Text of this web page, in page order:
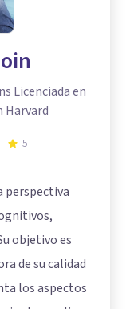
Licenciada en
Harvard
5
perspectiva
objetivo es
de su calidad
los aspectos